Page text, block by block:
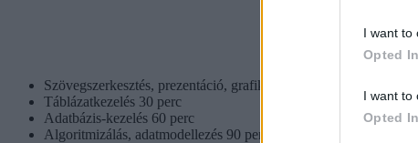
I want to
Opted In
I want to
Opted In
Szövegszerkesztés, prezentáció, grafika, weblapkészítés 60 perc
Táblázatkezelés 30 perc
Adatbázis-kezelés 60 perc
Algoritmizálás, adatmodellezés 90 perc